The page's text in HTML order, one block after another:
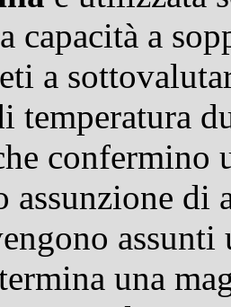
capacità a
a
temperatura
confermino
assunzione di
assunti
una